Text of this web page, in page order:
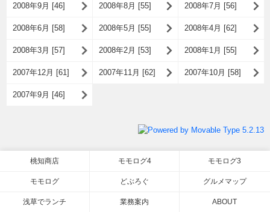
2008年9月 [46] 2008年8月 [55] 2008年7月 [56]
2008年6月 [58] 2008年5月 [55] 2008年4月 [62]
2008年3月 [57] 2008年2月 [53] 2008年1月 [55]
2007年12月 [61] 2007年11月 [62] 2007年10月 [58]
2007年9月 [46]
桃知商店 モモログ4 モモログ3
モモログ どぶろぐ グルメマップ
浅草でランチ 業務案内 ABOUT